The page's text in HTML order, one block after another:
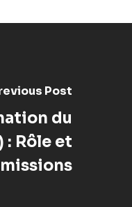
Post
du
: Rôle et
missions